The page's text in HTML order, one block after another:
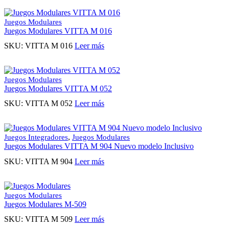
Juegos Modulares
Juegos Modulares VITTA M 016
SKU: VITTA M 016 Leer más
Juegos Modulares
Juegos Modulares VITTA M 052
SKU: VITTA M 052 Leer más
Juegos Integradores, Juegos Modulares
Juegos Modulares VITTA M 904 Nuevo modelo Inclusivo
SKU: VITTA M 904 Leer más
Juegos Modulares
Juegos Modulares M-509
SKU: VITTA M 509 Leer más